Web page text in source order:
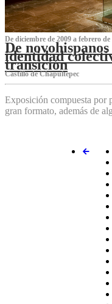
De diciembre de 2009 a febrero de
De
identidad
transición
Castillo de Chapultepec
Exposición compuesta por
gran formato, además de